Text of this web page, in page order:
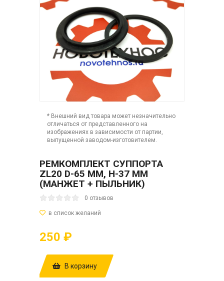
* Внешний вид товара может незначительно
отличаться от представленного на
изображениях в зависимости от партии,
выпущенной заводом-изготовителем.
РЕМКОМПЛЕКТ СУППОРТА
ZL20 D-65 ММ, H-37 ММ
(МАНЖЕТ + ПЫЛЬНИК)
0 отзывов
250 ₽
В корзину